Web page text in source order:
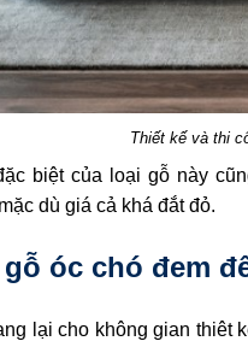
Thiết kế và thi
biệt của loại gỗ này
dù giá cả khá đắt đỏ.
óc chó đem
lại cho không gian